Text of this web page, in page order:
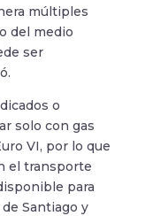
múltiples
del medio
ser
o
solo con gas
VI, por lo que
el transporte
para
Santiago y